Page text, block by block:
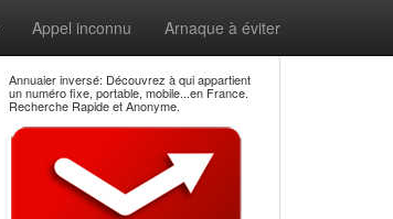
Appel inconnu Arnaque à éviter
Annuaier inversé: Découvrez à qui appartient
un numéro fixe, portable, mobile...en France.
Recherche Rapide et Anonyme.